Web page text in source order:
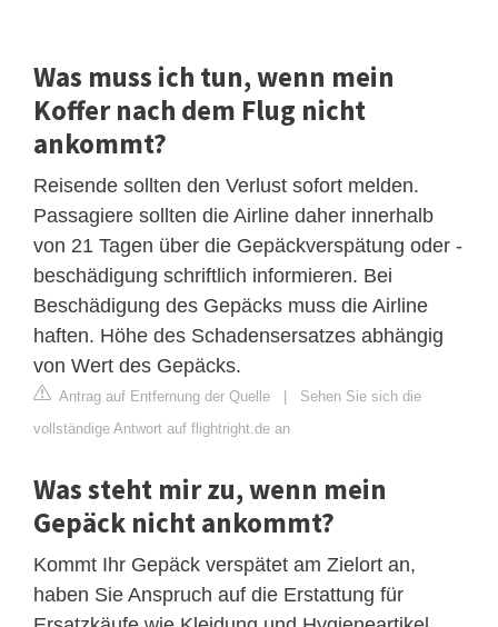
Was muss ich tun, wenn mein
Koffer nach dem Flug nicht
ankommt?
Reisende sollten den Verlust sofort melden.
Passagiere sollten die Airline daher innerhalb
von 21 Tagen über die Gepäckverspätung oder -
beschädigung schriftlich informieren. Bei
Beschädigung des Gepäcks muss die Airline
haften. Höhe des Schadensersatzes abhängig
von Wert des Gepäcks.
Antrag auf Entfernung der Quelle
Sehen Sie sich die
vollständige Antwort auf flightright.de an
Was steht mir zu, wenn mein
Gepäck nicht ankommt?
Kommt Ihr Gepäck verspätet am Zielort an,
haben Sie Anspruch auf die Erstattung für